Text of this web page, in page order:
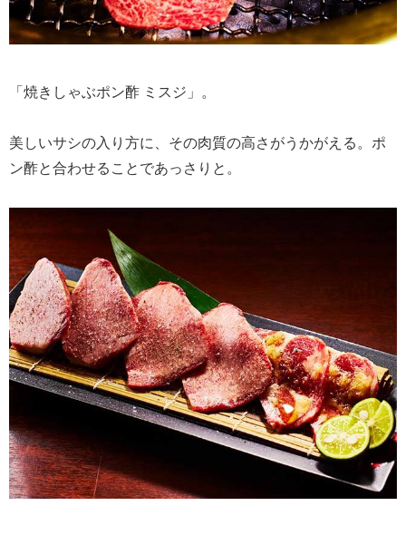
「焼きしゃぶポン酢 ミスジ」。
美しいサシの入り方に、その肉質の高さがうかがえる。ポ
ン酢と合わせることであっさりと。